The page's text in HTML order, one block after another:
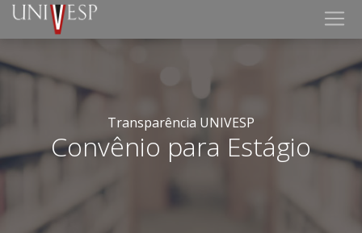
Transparência UNIVESP
Convênio para Estágio